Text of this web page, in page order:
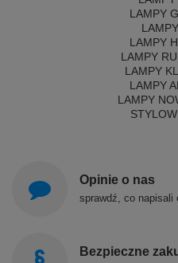
LAMPY
LAMPY
LAMPY
LAMPY
LAMPY
LAMPY
Opinie o nas
sprawdź, co napisali
Bezpieczne